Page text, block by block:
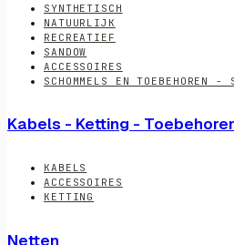
SYNTHETISCH
NATUURLIJK
RECREATIEF
SANDOW
ACCESSOIRES
SCHOMMELS EN TOEBEHOREN -
Kabels - Ketting -
KABELS
ACCESSOIRES
KETTING
Netten